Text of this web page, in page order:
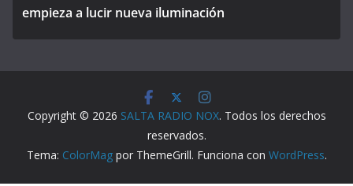
empieza a lucir nueva iluminación
Copyright © 2026 SALTA RADIO NOX. Todos los derechos
reservados.
Tema: ColorMagpor ThemeGrill. Funciona con WordPress.